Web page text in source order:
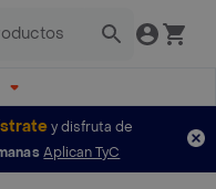
y disfruta de
Aplican TyC